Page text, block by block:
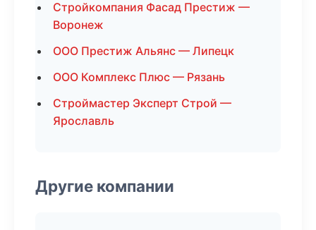
Стройкомпания Фасад Престиж —
Воронеж
ООО Престиж Альянс — Липецк
ООО Комплекс Плюс — Рязань
Строймастер Эксперт Строй —
Ярославль
Другие компании